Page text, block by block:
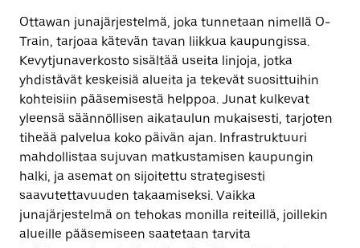
Ottawan junajärjestelmä, joka tunnetaan nimellä O-
Train, tarjoaa kätevän tavan liikkua kaupungissa.
Kevytjunaverkosto sisältää useita linjoja, jotka
yhdistävät keskeisiä alueita ja tekevät suosittuihin
kohteisiin pääsemisestä helppoa. Junat kulkevat
yleensä säännöllisen aikataulun mukaisesti, tarjoten
tiheää palvelua koko päivän ajan. Infrastruktuuri
mahdollistaa sujuvan matkustamisen kaupungin
halki, ja asemat on sijoitettu strategisesti
saavutettavuuden takaamiseksi. Vaikka
junajärjestelmä on tehokas monilla reiteillä, joillekin
alueille pääsemiseen saatetaan tarvita